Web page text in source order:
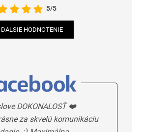
5/5
DALSIE HODNOTENIE
DOKONALOSŤ ❤️
za skvelú komunikáciu